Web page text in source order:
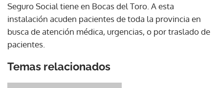
Seguro Social tiene en Bocas del Toro. A esta
instalación acuden pacientes de toda la provincia en
busca de atención médica, urgencias, o por traslado de
pacientes.
Temas relacionados